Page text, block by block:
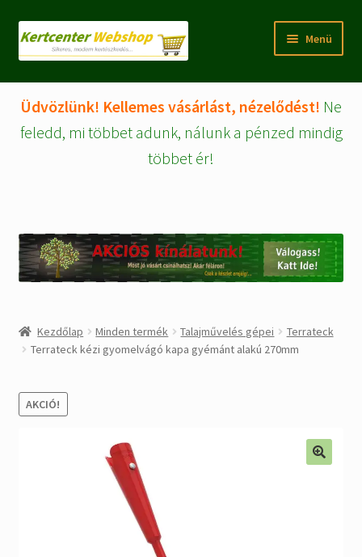
Ugrás
Kilépés
Menü
Rólunk
Fiókom/regisztráció
Kosár
menu
Kezdőlap
AKCIÓS Újdonságok!
Üdvözlünk! Kellemes vásárlást, nézelődést! Ne
feledd, mi többet adunk, nálunk a pénzed mindig
többet ér!
Kezdőlap Minden termék Talajművelés gépei
Terrateck
Terrateck kézi gyomelvágó kapa gyémánt alakú 270mm
AKCIÓ!